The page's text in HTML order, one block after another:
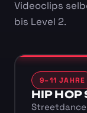
Videoclips
bis Level 2.
9–11 JAHRE
HIP HOP